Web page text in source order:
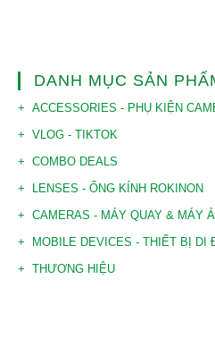
DANH MỤC SẢN
ACCESSORIES - PHỤ KIỆN
VLOG - TIKTOK
COMBO DEALS
LENSES - ỐNG KÍNH ROKINON
CAMERAS - MÁY QUAY & MÁY
MOBILE DEVICES - THIẾT BỊ DI
THƯƠNG HIỆU